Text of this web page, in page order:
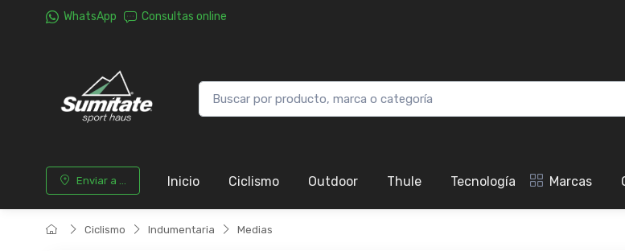
WhatsApp Consultas online
Enviar a ... Inicio Ciclismo Outdoor Thule Tecnología Marcas
Ciclismo Indumentaria Medias